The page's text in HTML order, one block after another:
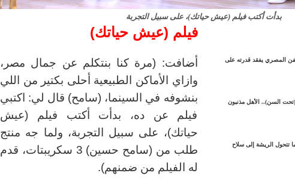
بدأت أكتب فيلم (عيش حياتك)، على سبيل التجربة
المصري يفقد قدرته على
السن).. الأهل مذنبون
تتحول الريشة إلى سلاح
فيلم (عيش حياتك)
أضافت: (مرة كنا بنتكلم عن جمال مصر،
وازاي الأماكن الطبيعية أحلى بكتير من اللي
بنشوفه في السينما، (سامح) قال لي: اكتبي
فيلم عن ده، بدأت أكتب فيلم (عيش
حياتك)، على سبيل التجربة، ولما جه منتج
طلب من (سامح حسين) 3 سكريبتات، قدم
له الفيلم من ضمنهم).